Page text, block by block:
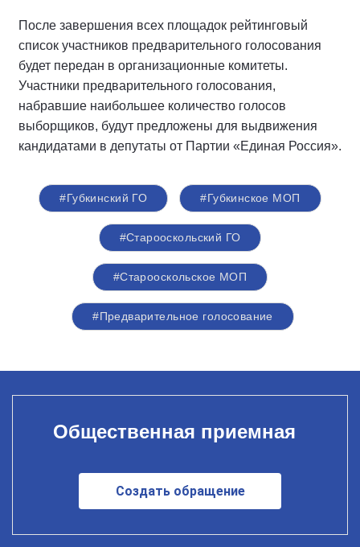
После завершения всех площадок рейтинговый
список участников предварительного голосования
будет передан в организационные комитеты.
Участники предварительного голосования,
набравшие наибольшее количество голосов
выборщиков, будут предложены для выдвижения
кандидатами в депутаты от Партии «Единая Россия».
#Губкинский ГО #Губкинское МОП
#Старооскольский ГО
#Старооскольское МОП
#Предварительное голосование
Общественная приемная
Создать обращение